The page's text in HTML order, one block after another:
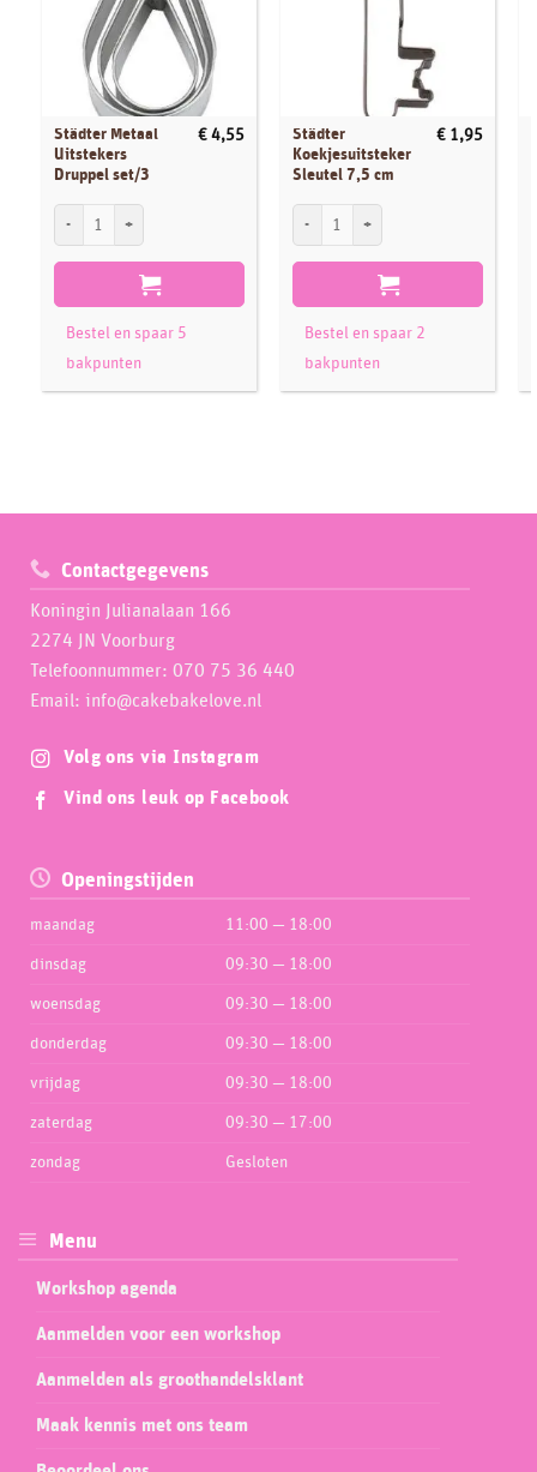
Städter Metaal
Uitstekers
Druppel set/3
€ 4,55
Bestel en spaar 5
bakpunten
Städter
Koekjesuitsteker
Sleutel 7,5 cm
€ 1,95
Bestel en spaar 2
bakpunten
Contactgegevens
Koningin Julianalaan 166
2274 JN Voorburg
Telefoonnummer: 070 75 36 440
Email: info@cakebakelove.nl
Volg ons via Instagram
Vind ons leuk op Facebook
Openingstijden
maandag 11:00 — 18:00
dinsdag 09:30 — 18:00
woensdag 09:30 — 18:00
donderdag 09:30 — 18:00
vrijdag 09:30 — 18:00
zaterdag 09:30 — 17:00
zondag Gesloten
Menu
Workshop agenda
Aanmelden voor een workshop
Aanmelden als groothandelsklant
Maak kennis met ons team